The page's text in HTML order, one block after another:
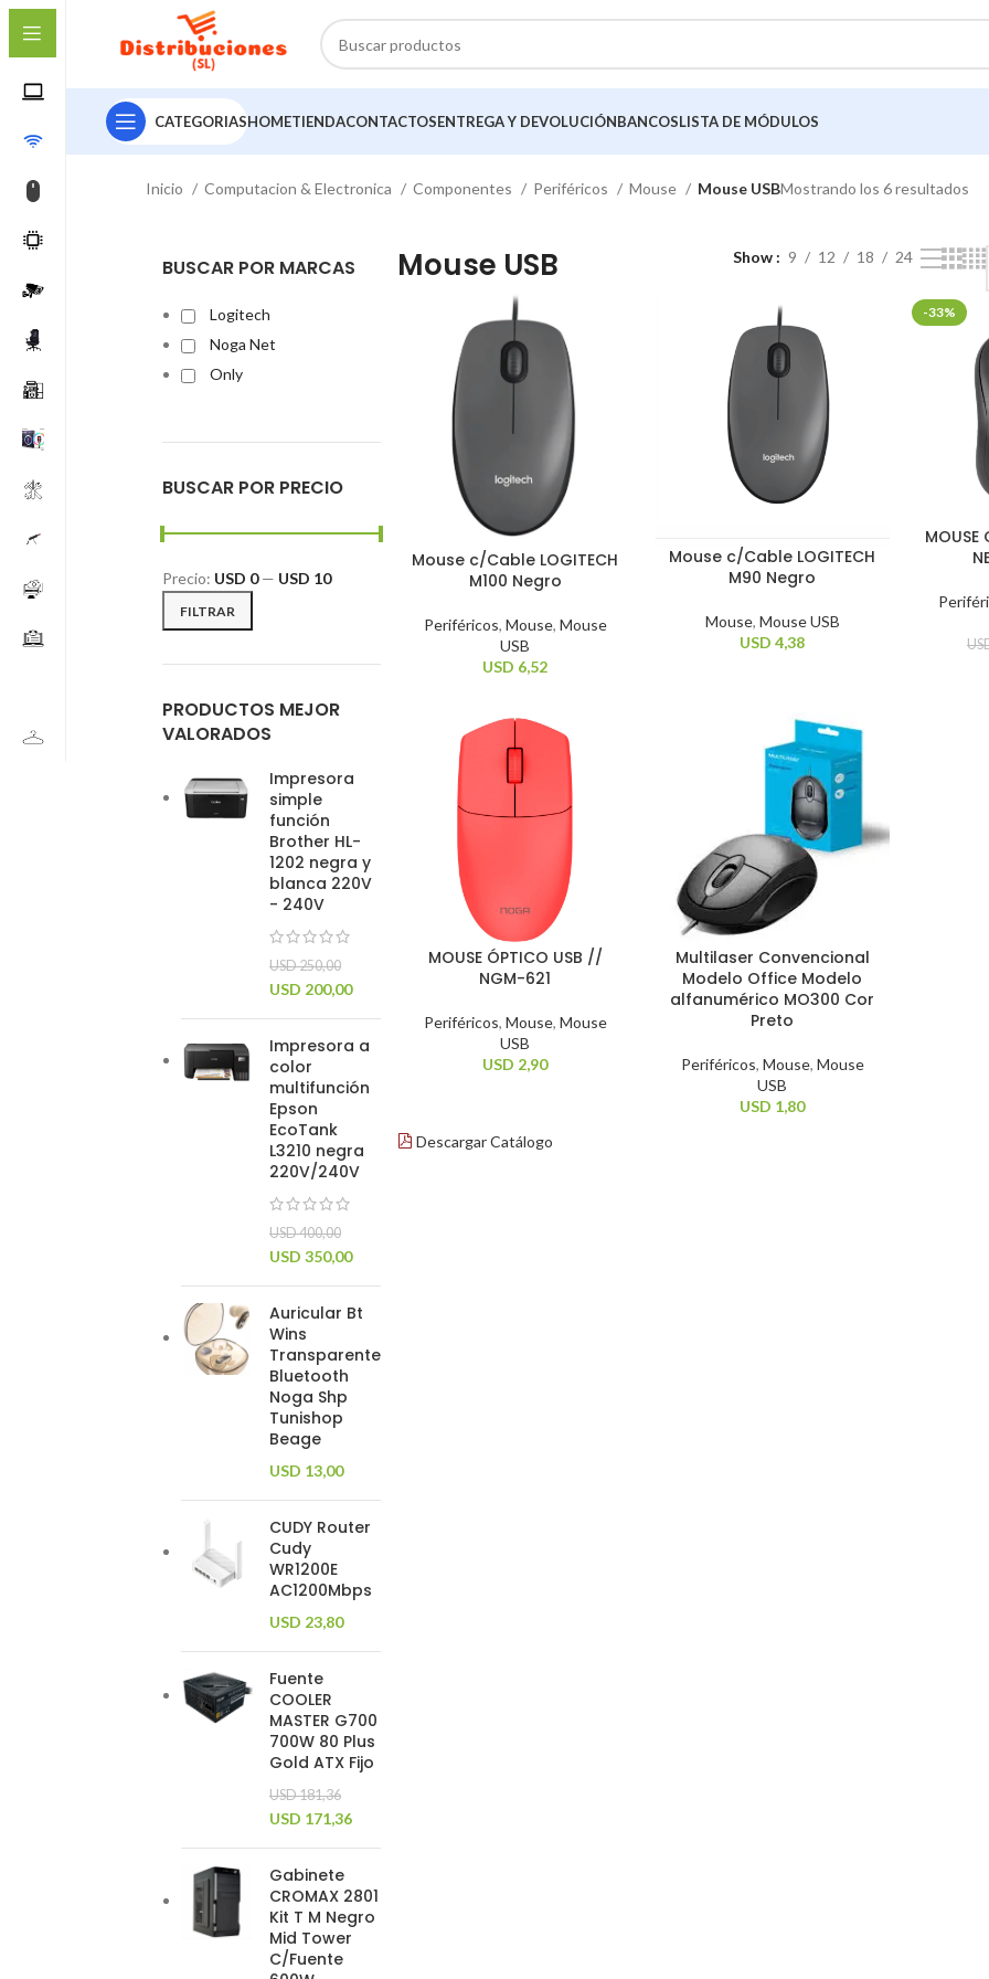
CATEGORIASHOMETIENDACONTACTOSENTREGA Y DEVOLUCIÓNBANCOSLISTA DE MÓDULOS
Inicio Computacion & Electronica Componentes Periféricos Mouse Mouse USBMostrando los 6 resultados
BUSCAR POR MARCAS
Logitech
Noga Net
Only
BUSCAR POR PRECIO
FILTRAR
Precio: USD 0— USD 10
PRODUCTOS MEJOR
VALORADOS
Impresora
simple
función
Brother HL-
1202 negra y
blanca 220V
- 240V
USD250,00
USD 200,00
Impresora a
color
multifunción
Epson
EcoTank
L3210 negra
220V/240V
USD400,00
USD 350,00
Auricular Bt
Wins
Transparente
Bluetooth
Noga Shp
Tunishop
Beage
USD 13,00
CUDY Router
Cudy
WR1200E
AC1200Mbps
USD 23,80
Fuente
COOLER
MASTER G700
700W 80 Plus
Gold ATX Fijo
USD181,36
USD 171,36
Gabinete
CROMAX 2801
Kit T M Negro
Mid Tower
C/Fuente
Mouse USB Show 9 12 18 24
Mouse c/Cable LOGITECH
M100 Negro
Periféricos, Mouse, Mouse
USB
USD 6,52
Mouse c/Cable LOGITECH
M90 Negro
Mouse, Mouse USB
USD 4,38
-33%
MOUSE
MOUSE ÓPTICO USB //
NGM-621
Periféricos, Mouse, Mouse
USB
USD 2,90
Multilaser Convencional
Modelo Office Modelo
alfanumérico MO300 Cor
Preto
Periféricos, Mouse, Mouse
USB
USD 1,80
Descargar Catálogo